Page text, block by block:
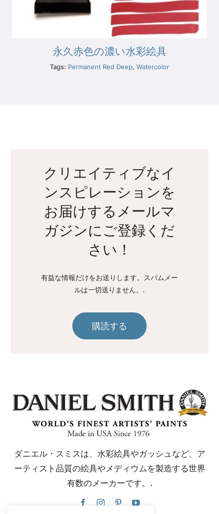
永久赤色の濃い水彩絵具
Tags: Permanent Red Deep, Watercolor
クリエイティブなイ
ンスピレーションを
お届けするメールマ
ガジンにご登録くだ
さい！
有益な情報だけをお送りします。スパムメー
ルは一切送りません。.
購読する
ダニエル・スミスは、水彩絵具やガッシュなど、ア
ーティスト品質の絵具やメディウムを製造する世界
有数のメーカーです。.